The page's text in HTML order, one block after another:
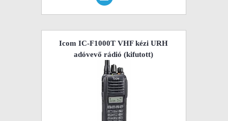
Icom IC-F1000T VHF kézi URH
adóvevő rádió (kifutott)